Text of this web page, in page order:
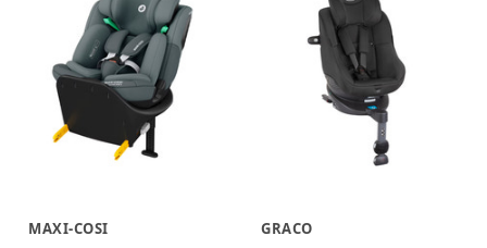
MAXI-COSI
GRACO